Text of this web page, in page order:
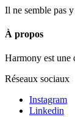
Il ne semble pas
À propos
Harmony est une
Réseaux sociaux
Instagram
Linkedin